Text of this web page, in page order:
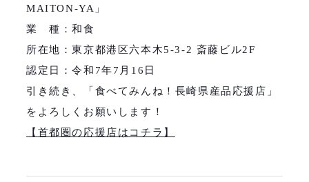
MAITON-YA」
業 種：和食
所在地：東京都港区六本木5-3-2 斎藤ビル2F
認定日：令和7年7月16日
引き続き、「食べてみんね！長崎県産品応援店」
をよろしくお願いします！
【首都圏の応援店はコチラ】